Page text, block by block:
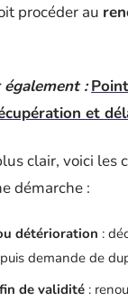
procéder au
:
et
clair, voici les
démarche :
détérioration :
demande de
de validité :